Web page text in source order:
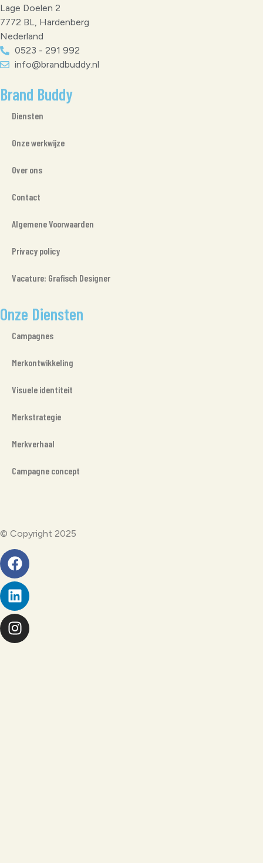
Lage Doelen 2
7772 BL, Hardenberg
Nederland
0523 - 291 992
info@brandbuddy.nl
Brand Buddy
Diensten
Onze werkwijze
Over ons
Contact
Algemene Voorwaarden
Privacy policy
Vacature: Grafisch Designer
Onze Diensten
Campagnes
Merkontwikkeling
Visuele identiteit
Merkstrategie
Merkverhaal
Campagne concept
© Copyright 2025